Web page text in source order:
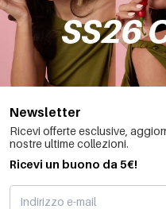
Newsletter
Ricevi offerte esclusive,
nostre ultime collezioni.
Ricevi un buono da 5€!